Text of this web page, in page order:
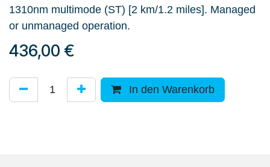
1310nm multimode (ST) [2 km/1.2 miles]. Managed
or unmanaged operation.
436,00 €
In den Warenkorb